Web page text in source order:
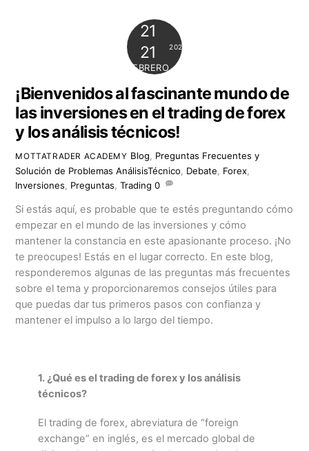
21
21
FEBRERO
2024
¡Bienvenidos al fascinante mundo de
las inversiones en el trading de forex
y los análisis técnicos!
MOTTATRADER ACADEMY Blog
Preguntas Frecuentes y
Solución de Problemas AnálisisTécnico Debate Forex
Inversiones
Preguntas ,Trading 0
Si estás aquí, es probable que te estés preguntando cómo
empezar en el mundo de las inversiones y cómo
mantener la constancia en este apasionante proceso. ¡No
te preocupes! Estás en el lugar correcto. En este blog,
responderemos algunas de las preguntas más frecuentes
sobre el tema y proporcionaremos consejos útiles para
que puedas dar tus primeros pasos con confianza y
mantener el impulso a lo largo del tiempo.
1. ¿Qué es el trading de forex y los análisis
técnicos?
El trading de forex, abreviatura de “foreign
exchange” en inglés, es el mercado global de